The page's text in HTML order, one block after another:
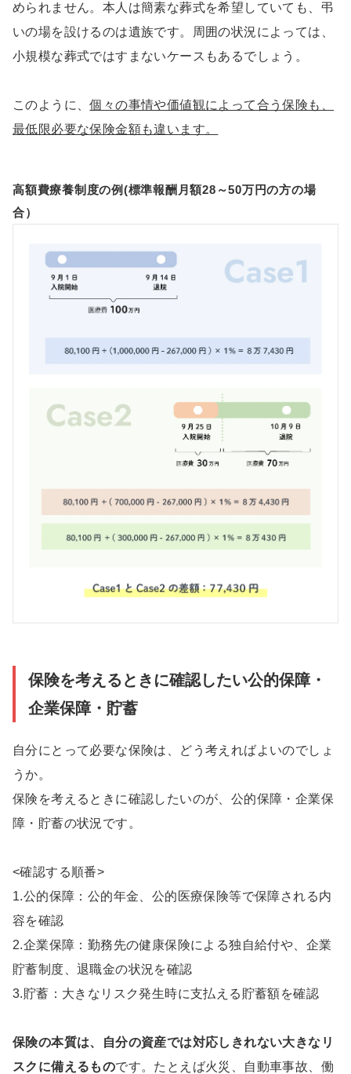
められません。本人は簡素な葬式を希望していても、弔
いの場を設けるのは遺族です。周囲の状況によっては、
小規模な葬式ではすまないケースもあるでしょう。
このように、個々の事情や価値観によって合う保険も、
最低限必要な保険金額も違います。
高額費療養制度の例(標準報酬月額28～50万円の方の場
合）
保険を考えるときに確認したい公的保障・
企業保障・貯蓄
自分にとって必要な保険は、どう考えればよいのでしょ
うか。
保険を考えるときに確認したいのが、公的保障・企業保
障・貯蓄の状況です。
<確認する順番>
1.公的保障：公的年金、公的医療保険等で保障される内
容を確認
2.企業保障：勤務先の健康保険による独自給付や、企業
貯蓄制度、退職金の状況を確認
3.貯蓄：大きなリスク発生時に支払える貯蓄額を確認
保険の本質は、自分の資産では対応しきれない大きなリ
スクに備えるものです。たとえば火災、自動車事故、働